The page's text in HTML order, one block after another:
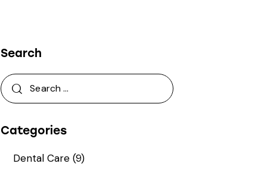
Search
Categories
Dental Care(9)